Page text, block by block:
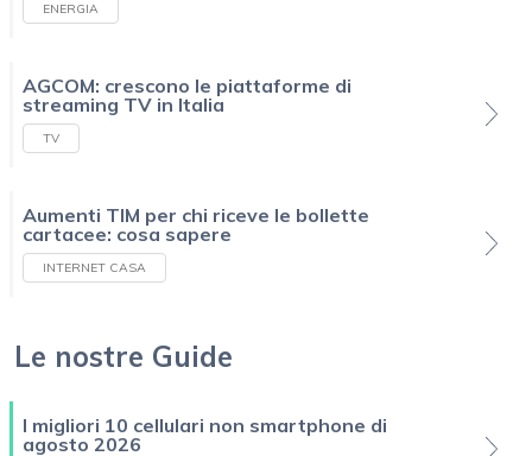
ENERGIA
AGCOM: crescono le piattaforme di
streaming TV in Italia
TV
Aumenti TIM per chi riceve le bollette
cartacee: cosa sapere
INTERNET CASA
Le nostre Guide
I migliori 10 cellulari non smartphone di
agosto 2026